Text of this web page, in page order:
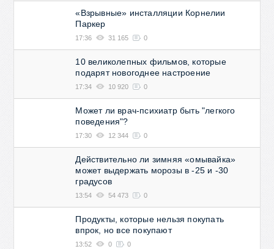
«Взрывные» инсталляции Корнелии
Паркер
17:36 31 165 0
10 великолепных фильмов, которые
подарят новогоднее настроение
17:34 10 920 0
Может ли врач-психиатр быть "легкого
поведения"?
17:30 12 344 0
Действительно ли зимняя «омывайка»
может выдержать морозы в -25 и -30
градусов
13:54 54 473 0
Продукты, которые нельзя покупать
впрок, но все покупают
13:52 0 0